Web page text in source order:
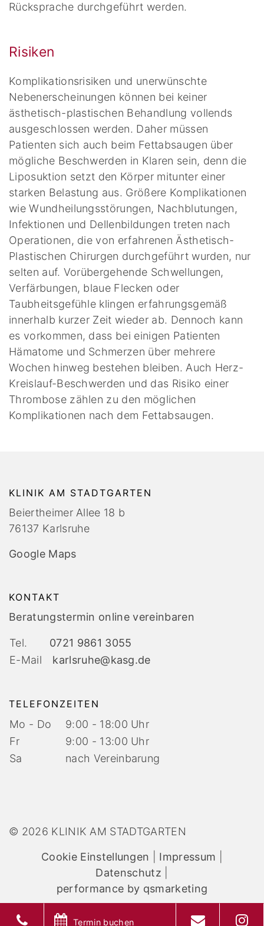
Rücksprache durchgeführt werden.
Risiken
Komplikationsrisiken und unerwünschte
Nebenerscheinungen können bei keiner
ästhetisch-plastischen Behandlung vollends
ausgeschlossen werden. Daher müssen
Patienten sich auch beim Fettabsaugen über
mögliche Beschwerden in Klaren sein, denn die
Liposuktion setzt den Körper mitunter einer
starken Belastung aus. Größere Komplikationen
wie Wundheilungsstörungen, Nachblutungen,
Infektionen und Dellenbildungen treten nach
Operationen, die von erfahrenen Ästhetisch-
Plastischen Chirurgen durchgeführt wurden, nur
selten auf. Vorübergehende Schwellungen,
Verfärbungen, blaue Flecken oder
Taubheitsgefühle klingen erfahrungsgemäß
innerhalb kurzer Zeit wieder ab. Dennoch kann
es vorkommen, dass bei einigen Patienten
Hämatome und Schmerzen über mehrere
Wochen hinweg bestehen bleiben. Auch Herz-
Kreislauf-Beschwerden und das Risiko einer
Thrombose zählen zu den möglichen
Komplikationen nach dem Fettabsaugen.
KLINIK AM STADTGARTEN
Beiertheimer Allee 18 b
76137 Karlsruhe
Google Maps
KONTAKT
Beratungstermin online vereinbaren
Tel.
0721 9861 3055
E-Mail
karlsruhe@kasg.de
TELEFONZEITEN
Mo - Do
9:00 - 18:00 Uhr
Fr
9:00 - 13:00 Uhr
Sa
nach Vereinbarung
© 2026 KLINIK AM STADTGARTEN
Cookie Einstellungen Impressum
Datenschutz
performance by qsmarketing
Termin buchen